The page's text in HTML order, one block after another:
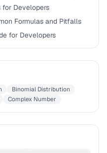
for Developers
Formulas and Pitfalls
for Developers
Binomial Distribution
Complex Number